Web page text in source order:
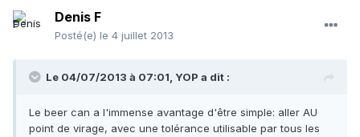
Denis F
Posté(e) le 4 juillet 2013
Le 04/07/2013 à 07:01, YOP a dit :
Le beer can a l'immense avantage d'être simple: aller AU
point de virage, avec une tolérance utilisable par tous les